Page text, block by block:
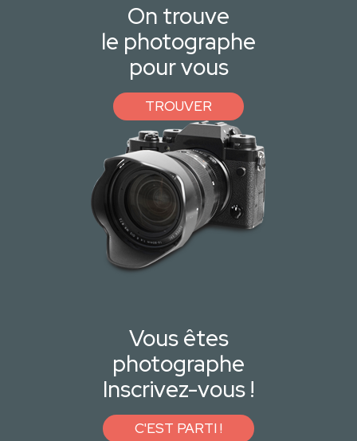
On trouve
le photographe
pour vous
TROUVER
Vous êtes
photographe
Inscrivez-vous !
C'EST PARTI !